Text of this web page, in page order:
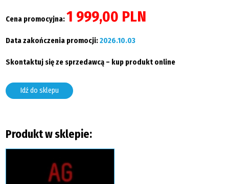
Cena promocyjna:1 999,00 PLN
Data zakończenia promocji:2026.10.03
Skontaktuj się ze sprzedawcą – kup produkt online
Idź do sklepu
Produkt w sklepie: